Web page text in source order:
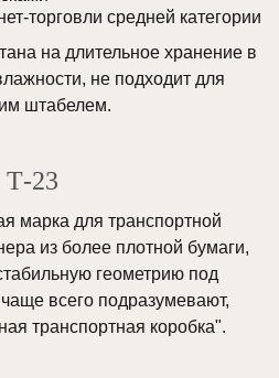
торговли средней категории
на длительное хранение в
не подходит для
штабелем.
Т-23
марка для транспортной
из более плотной бумаги,
геометрию под
всего подразумевают,
транспортная коробка".